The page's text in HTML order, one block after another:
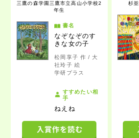
三鷹の森学園三鷹市立高山小学校2
年生
書名
なぞなぞのす
きな女の子
松岡享子 作 / 大
社玲子 絵
学研プラス
すすめたい相
手
ねえね
杉